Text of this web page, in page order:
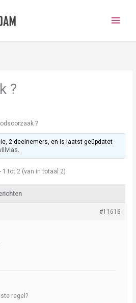
?
?
2 deelnemers, en is laatst geüpdatet
.
1 tot 2 (van in totaal 2)
#11616
regel?